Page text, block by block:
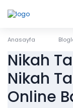
Anasayfa
Nikah
Nikah
Online